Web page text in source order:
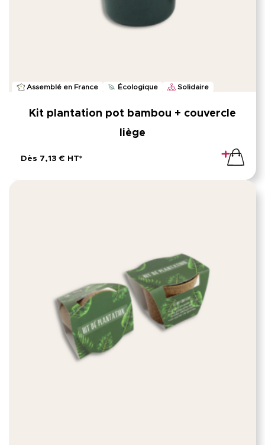
Assemblé en France Écologique Solidaire
Kit plantation pot bambou + couvercle
liège
Dès 7,13 € HT*